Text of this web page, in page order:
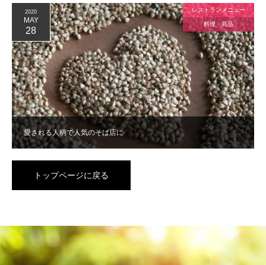
愛される人柄で人気のそば店に
2020
MAY
28
レストランメニュー
料理・商品
トップページに戻る